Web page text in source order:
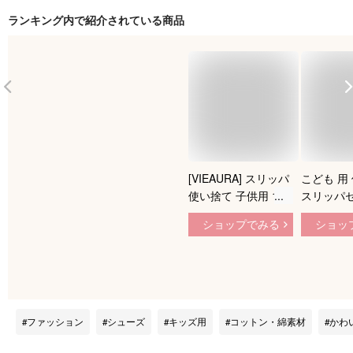
ランキング内で紹介されている商品
[VIEAURA] スリッパ
使い捨て 子供用 10
足セット ホワイト
可愛いクマさん 使い
ショップでみる
こども 用
スリッパ
ん 柄 個
前閉じ
ショッ
ファッション シューズ キッズ用 コットン・綿素材 かわ